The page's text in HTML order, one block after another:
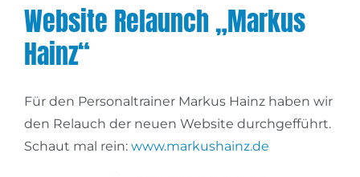
Website Relaunch „Markus
Hainz“
Für den Personaltrainer Markus Hainz haben wir
den Relauch der neuen Website durchgefführt.
Schaut mal rein: www.markushainz.de